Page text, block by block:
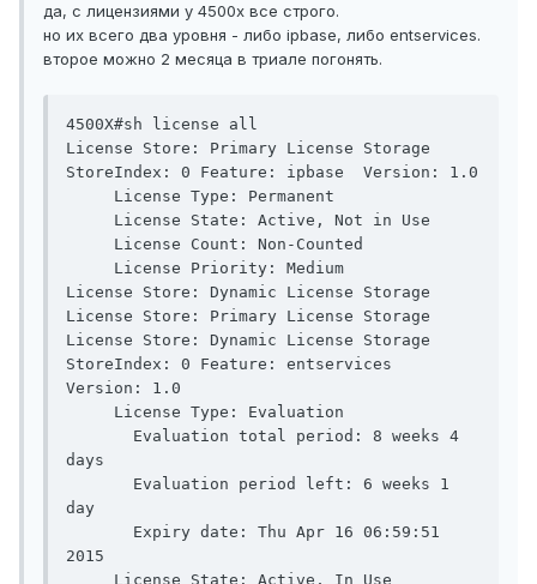
да, с лицензиями у 4500x все строго.
но их всего два уровня - либо ipbase, либо entservices.
второе можно 2 месяца в триале погонять.
4500X#sh license all
License Store: Primary License Storage
StoreIndex: 0 Feature: ipbase  Version: 1.0
License Store: Dynamic License Storage
License Store: Primary License Storage
License Store: Dynamic License Storage
StoreIndex: 0 Feature: entservices
Version: 1.0
days
day
2015